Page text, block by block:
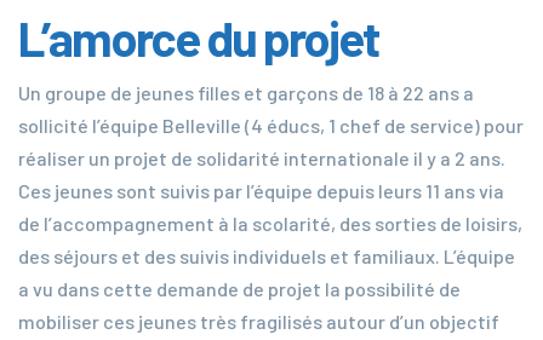
L’amorce du projet
Un groupe de jeunes filles et garçons de 18 à 22 ans a
sollicité l’équipe Belleville (4 éducs, 1 chef de service) pour
réaliser un projet de solidarité internationale il y a 2 ans.
Ces jeunes sont suivis par l’équipe depuis leurs 11 ans via
de l’accompagnement à la scolarité, des sorties de loisirs,
des séjours et des suivis individuels et familiaux. L’équipe
a vu dans cette demande de projet la possibilité de
mobiliser ces jeunes très fragilisés autour d’un objectif